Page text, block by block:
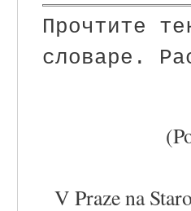
Прочтите
словаре.
V Praze na